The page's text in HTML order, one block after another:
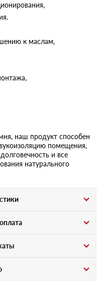
к маслам,
наш продукт способен
помещения,
и все
натурального